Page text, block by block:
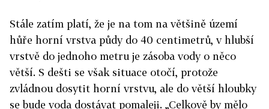
Stále zatím platí, že je na tom na většině území
hůře horní vrstva půdy do 40 centimetrů, v hlubší
vrstvě do jednoho metru je zásoba vody o něco
větší. S dešti se však situace otočí, protože
zvládnou dosytit horní vrstvu, ale do větší hloubky
se bude voda dostávat pomaleji. „Celkově by mělo